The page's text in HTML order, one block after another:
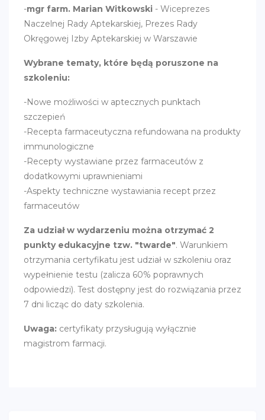
-mgr farm. Marian Witkowski - Wiceprezes
Naczelnej Rady Aptekarskiej, Prezes Rady
Okręgowej Izby Aptekarskiej w Warszawie
Wybrane tematy, które będą poruszone na
szkoleniu:
-Nowe możliwości w aptecznych punktach
szczepień
-Recepta farmaceutyczna refundowana na produkty
immunologiczne
-Recepty wystawiane przez farmaceutów z
dodatkowymi uprawnieniami
-Aspekty techniczne wystawiania recept przez
farmaceutów
Za udział w wydarzeniu można otrzymać 2
punkty edukacyjne tzw. "twarde". Warunkiem
otrzymania certyfikatu jest udział w szkoleniu oraz
wypełnienie testu (zalicza 60% poprawnych
odpowiedzi). Test dostępny jest do rozwiązania przez
7 dni licząc do daty szkolenia.
Uwaga: certyfikaty przysługują wyłącznie
magistrom farmacji.